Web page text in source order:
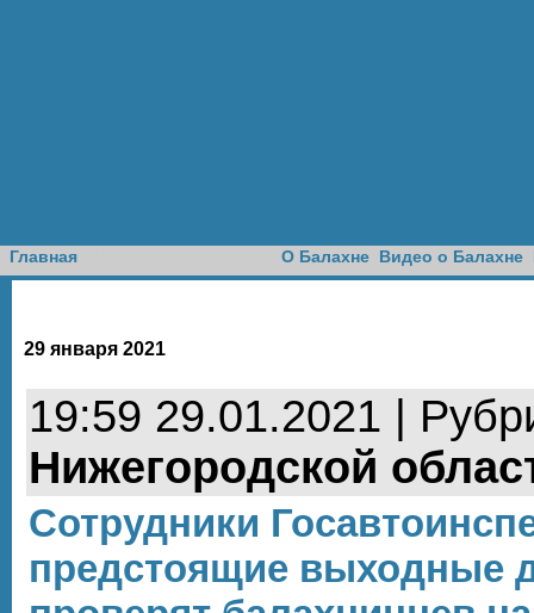
Главная О Балахне Видео о Балахне
29 января 2021
19:59 29.01.2021 |
Нижегородской
Сотрудники
предстоящие выходные